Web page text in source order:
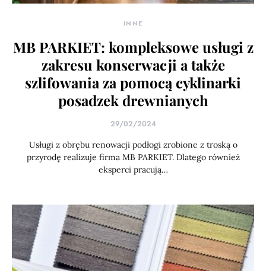
INNE
MB PARKIET: kompleksowe usługi z
zakresu konserwacji a także
szlifowania za pomocą cyklinarki
posadzek drewnianych
29/02/2024
Usługi z obrębu renowacji podłogi zrobione z troską o
przyrodę realizuje firma MB PARKIET. Dlatego również
eksperci pracują…